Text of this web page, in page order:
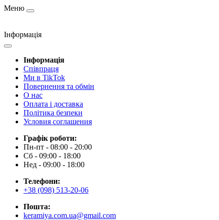
Меню
Інформація
Інформація
Cпівпраця
Ми в TikTok
Повернення та обмін
О нас
Оплата і доставка
Політика безпеки
Условия соглашения
Графік роботи:
Пн-пт - 08:00 - 20:00
Сб - 09:00 - 18:00
Нед - 09:00 - 18:00
Телефони:
+38 (098) 513-20-06
Пошта:
keramiya.com.ua@gmail.com